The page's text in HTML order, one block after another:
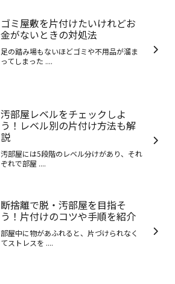
ゴミ屋敷を片付けたいけれどお
金がないときの対処法
足の踏み場もないほどゴミや不用品が溜ま
ってしまった ....
汚部屋レベルをチェックしよ
う！レベル別の片付け方法も解
説
汚部屋には5段階のレベル分けがあり、それ
ぞれで部屋 ....
断捨離で脱・汚部屋を目指そ
う！片付けのコツや手順を紹介
部屋中に物があふれると、片づけられなく
てストレスを ....